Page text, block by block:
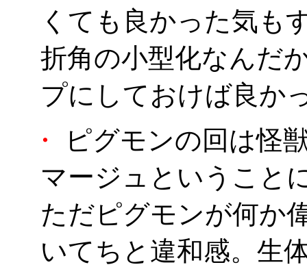
くても良かった気も
折角の小型化なんだ
プにしておけば良か
・
ピグモンの回は怪
マージュということ
ただピグモンが何か
いてちと違和感。生